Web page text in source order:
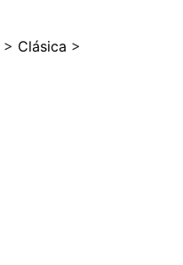
> Clásica >